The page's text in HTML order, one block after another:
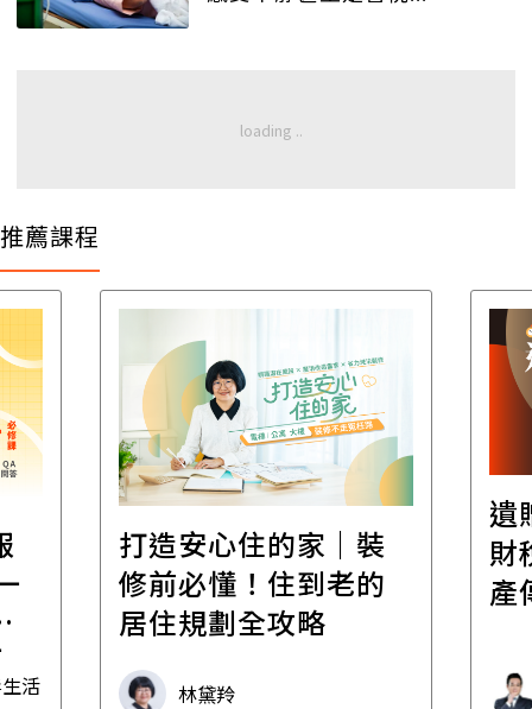
推薦課程
活
打造安心住的家｜裝
修前必懂！住到老的
居住規劃全攻略
林黛羚
遺
財
產